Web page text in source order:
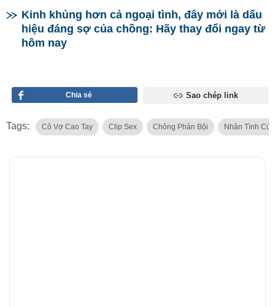
Kinh khủng hơn cả ngoại tình, đây mới là dấu
hiệu đáng sợ của chồng: Hãy thay đổi ngay từ
hôm nay
Chia sẻ Sao chép link
Tags: Cô Vợ Cao Tay Clip Sex Chông Phản Bội Nhân Tình